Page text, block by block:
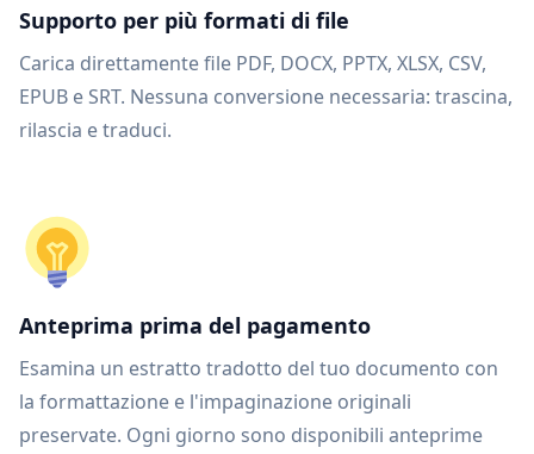
Supporto per più formati di file
Carica direttamente file PDF, DOCX, PPTX, XLSX, CSV,
EPUB e SRT. Nessuna conversione necessaria: trascina,
rilascia e traduci.
Anteprima prima del pagamento
Esamina un estratto tradotto del tuo documento con
la formattazione e l'impaginazione originali
preservate. Ogni giorno sono disponibili anteprime